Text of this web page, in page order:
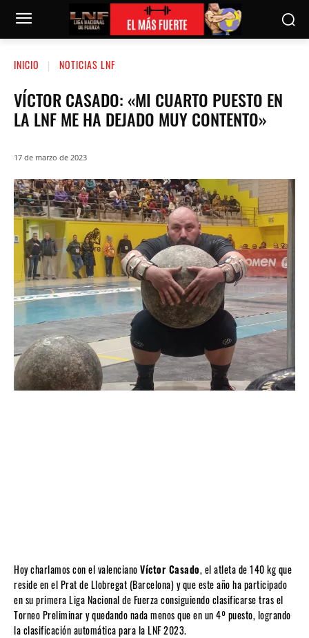
INICIO NOTICIAS LNF
VÍCTOR CASADO: «MI CUARTO PUESTO EN
LA LNF ME HA DEJADO MUY CONTENTO»
17 de marzo de 2023
Hoy charlamos con el valencianoVíctor Casado, el atleta de 140 kg que
reside en el Prat de Llobregat (Barcelona) y que este año ha participado
en su primera Liga Nacional de Fuerza consiguiendo clasificarse tras el
Torneo Preliminar y quedando nada menos que en un 4º puesto, logrando
la clasificación automática para la LNF 2023.